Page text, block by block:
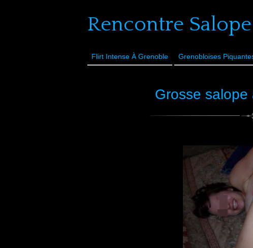
Rencontre
Flirt Intense À Grenoble Grenobloises
Grosse salope